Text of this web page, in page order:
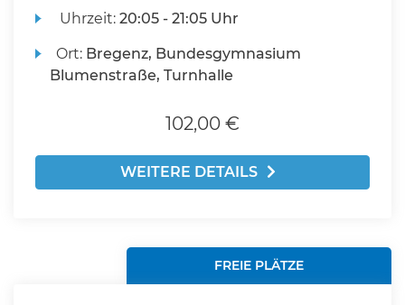
Uhrzeit:20:05 - 21:05 Uhr
Ort: Bregenz, Bundesgymnasium
Blumenstraße, Turnhalle
102,00 €
WEITERE DETAILS
FREIE PLÄTZE